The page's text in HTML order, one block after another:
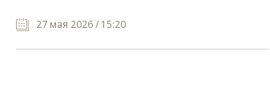
27 мая 2026 / 15:20